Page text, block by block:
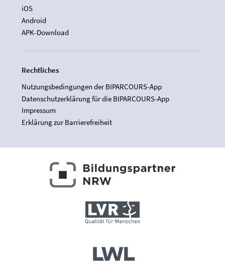
iOS
Android
APK-Download
Rechtliches
Nutzungsbedingungen der BIPARCOURS-App
Datenschutzerklärung für die BIPARCOURS-App
Impressum
Erklärung zur Barrierefreiheit